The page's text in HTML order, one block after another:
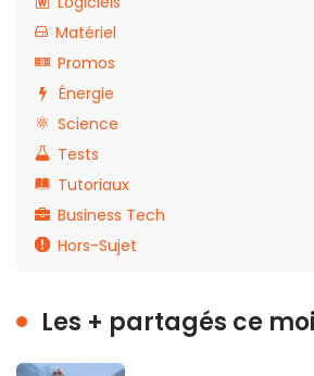
Matériel
Promos
Énergie
Science
Tests
Tutoriaux
Business Tech
Hors-Sujet
Les + partagés ce